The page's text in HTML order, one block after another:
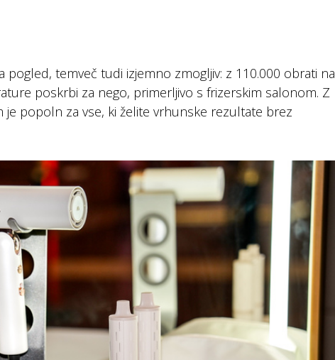
pogled, temveč tudi izjemno zmogljiv: z 110.000 obrati na
poskrbi za nego, primerljivo s frizerskim salonom. Z
popoln za vse, ki želite vrhunske rezultate brez